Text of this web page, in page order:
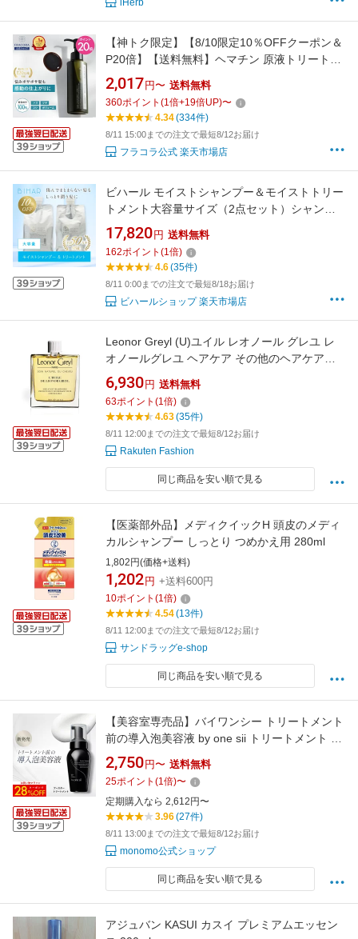
iHerb
【神トク限定】【8/10限定10％OFFクーポン＆
P20倍】【送料無料】ヘマチン 原液トリートメ
ント 【フラコラ公式】プロヘマチン原液 ヒト
幹細胞培養エキス ＋ 50mL (お試し) | 髪 美容液
高濃度 ヘアケア エイジングケア ハリ コシ ボリ
ューム ダメージ補修 ツヤ 日本製
2,017 円〜 送料無料
360ポイント (1倍+19倍UP)〜
4.34(334件)
8/11 15:00までの注文で最短8/12お届け
フラコラ公式 楽天市場店
ビハール モイストシャンプー＆モイストトリー
トメント大容量サイズ（2点セット）シャンプ
ー トリートメント ヘアケア ダメージケア 美容
室専売 シャンプーセット くせ毛 トライアル ノ
ンシリコン
17,820 円 送料無料
162ポイント (1倍)
4.6(35件)
8/11 0:00までの注文で最短8/18お届け
ビハールショップ 楽天市場店
Leonor Greyl (U)ユイル レオノール グレユ レ
オノールグレユ ヘアケア その他のヘアケア
【送料無料】
6,930 円 送料無料
63ポイント (1倍)
4.63(35件)
8/11 12:00までの注文で最短8/12お届け
Rakuten Fashion
同じ商品を安い順で見る
【医薬部外品】メディクイックH 頭皮のメディ
カルシャンプー しっとり つめかえ用 280ml
1,802円(価格+送料)
1,202 円 +送料600円
10ポイント (1倍)
4.54(13件)
8/11 12:00までの注文で最短8/12お届け
サンドラッグe-shop
同じ商品を安い順で見る
【美容室専売品】バイワンシー トリートメント
前の導入泡美容液 by one sii トリートメント シ
ャンプー ヘアブースターホイップ ヘアマスク
コンディショナー ダメージ補修 生ケラチン ビ
オチン 生CMC 200ml 無香料
2,750 円〜 送料無料
25ポイント (1倍)〜
定期購入なら 2,612円〜
3.96(27件)
8/11 13:00までの注文で最短8/12お届け
monomo公式ショップ
同じ商品を安い順で見る
アジュバン KASUI カスイ プレミアムエッセン